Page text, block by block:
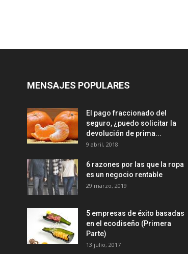
MENSAJES POPULARES
El pago fraccionado del
seguro, ¿puedo solicitar la
devolución de prima...
9 abril, 2018
6 razones por las que la ropa
es un negocio rentable
29 marzo, 2019
5 empresas de éxito basadas
en el ecodiseño (Primera
Parte)
13 julio, 2017